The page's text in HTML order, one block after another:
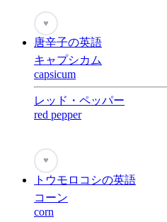
♥
唐辛子の英語
キャプシカム
capsicum
レッド・ペッパー
red pepper
♥
トウモロコシの英語
コーン
corn